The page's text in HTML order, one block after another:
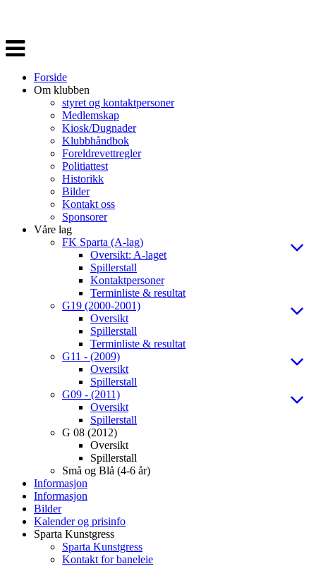
Veksle
navigasjon
Forside
Om klubben
styret og kontaktpersoner
Medlemskap
Kiosk/Dugnader
Klubbhåndbok
Foreldrevettregler
Politiattest
Historikk
Bilder
Kontakt oss
Sponsorer
Våre lag
FK Sparta (A-lag)
Oversikt: A-laget
Spillerstall
Kontaktpersoner
Terminliste & resultat
G19 (2000-2001)
Oversikt
Spillerstall
Terminliste & resultat
G11 - (2009)
Oversikt
Spillerstall
G09 - (2011)
Oversikt
Spillerstall
G 08 (2012)
Oversikt
Spillerstall
Små og Blå (4-6 år)
Informasjon
Informasjon
Bilder
Kalender og prisinfo
Sparta Kunstgress
Sparta Kunstgress
Kontakt for baneleie